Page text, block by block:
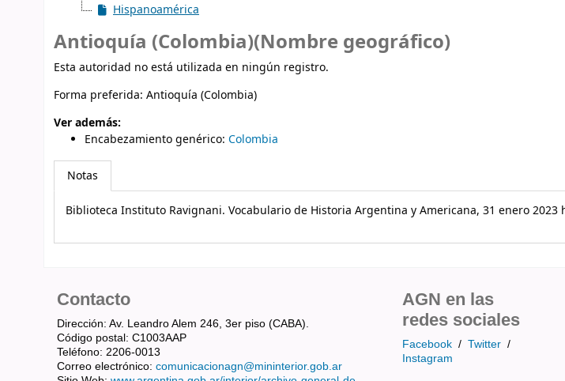
Hispanoamérica
Antioquía (Colombia)(Nombre geográfico)
Esta autoridad no está utilizada en ningún registro.
Forma preferida: Antioquía (Colombia)
Ver además:
Encabezamiento genérico: Colombia
Notas
Biblioteca Instituto Ravignani. Vocabulario de Historia Argentina y Americana, 31 enero
Contacto
Dirección: Av. Leandro Alem 246, 3er piso (CABA).
Código postal: C1003AAP
Teléfono: 2206-0013
Correo electrónico: comunicacionagn@mininterior.gob.ar
AGN en las
redes sociales
Facebook / Twitter /
Instagram